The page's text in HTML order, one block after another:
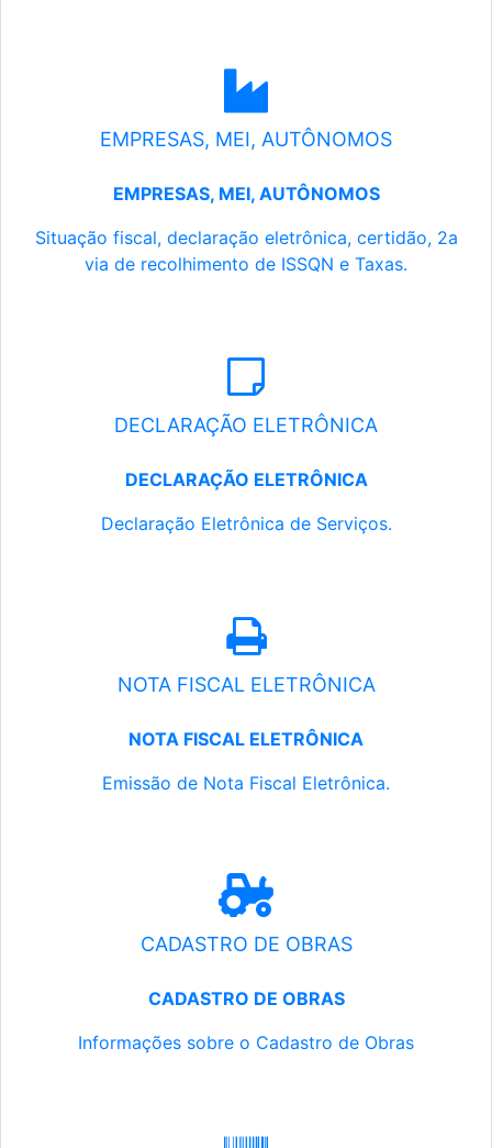
EMPRESAS, MEI, AUTÔNOMOS
EMPRESAS, MEI, AUTÔNOMOS
Situação fiscal, declaração eletrônica, certidão, 2a
via de recolhimento de ISSQN e Taxas.
DECLARAÇÃO ELETRÔNICA
DECLARAÇÃO ELETRÔNICA
Declaração Eletrônica de Serviços.
NOTA FISCAL ELETRÔNICA
NOTA FISCAL ELETRÔNICA
Emissão de Nota Fiscal Eletrônica.
CADASTRO DE OBRAS
CADASTRO DE OBRAS
Informações sobre o Cadastro de Obras